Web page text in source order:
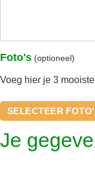
Foto's (optioneel)
Voeg hier je 3
SELECTEER
Je